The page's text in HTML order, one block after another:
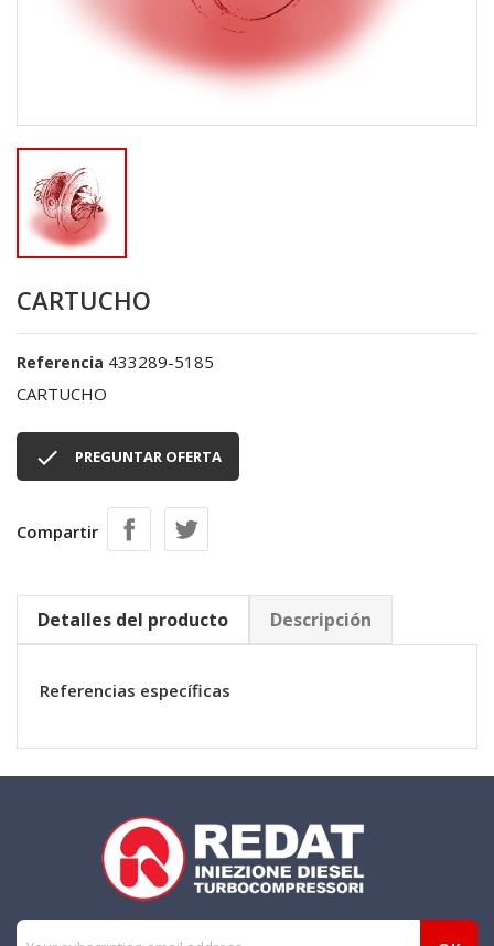
CARTUCHO
Referencia 433289-5185
CARTUCHO
 PREGUNTAR OFERTA
Compartir
Detalles del producto Descripción
Referencias específicas